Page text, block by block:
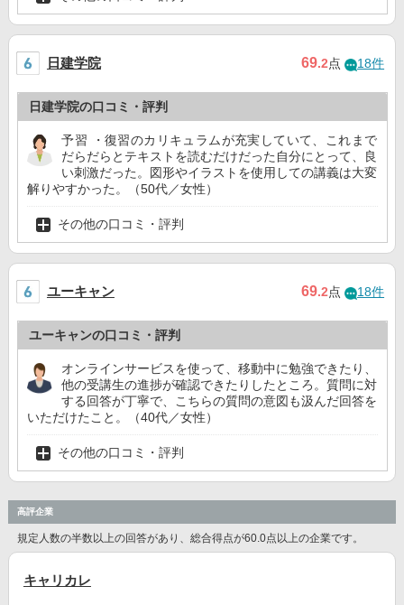
日建学院 69.2点 18件
日建学院の口コミ・評判
予習 ・復習のカリキュラムが充実していて、これまで
だらだらとテキストを読むだけだった自分にとって、良
い刺激だった。図形やイラストを使用しての講義は大変
解りやすかった。（50代／女性）
その他の口コミ・評判
ユーキャン 69.2点 18件
ユーキャンの口コミ・評判
オンラインサービスを使って、移動中に勉強できたり、
他の受講生の進捗が確認できたりしたところ。質問に対
する回答が丁寧で、こちらの質問の意図も汲んだ回答を
いただけたこと。（40代／女性）
その他の口コミ・評判
高評企業
規定人数の半数以上の回答があり、総合得点が60.0点以上の企業です。
キャリカレ